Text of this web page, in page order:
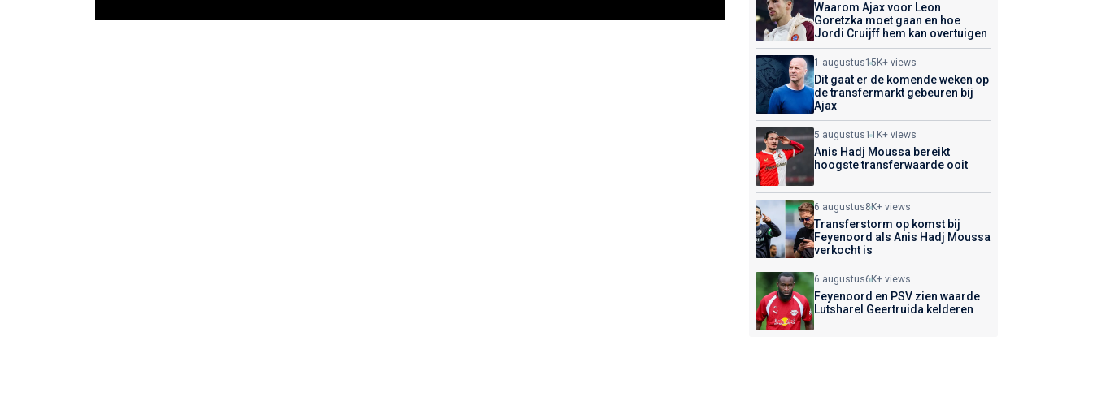
Waarom Ajax voor Leon
Goretzka moet gaan en hoe
Jordi Cruijff hem kan overtuigen
1 augustus15K+ views
Dit gaat er de komende weken op
de transfermarkt gebeuren bij
Ajax
5 augustus11K+ views
Anis Hadj Moussa bereikt
hoogste transferwaarde ooit
6 augustus8K+ views
Transferstorm op komst bij
Feyenoord als Anis Hadj Moussa
verkocht is
6 augustus6K+ views
Feyenoord en PSV zien waarde
Lutsharel Geertruida kelderen